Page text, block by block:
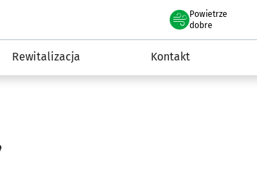
Powietrze
we Wrocławiu
dobre
Rewitalizacja Kontakt